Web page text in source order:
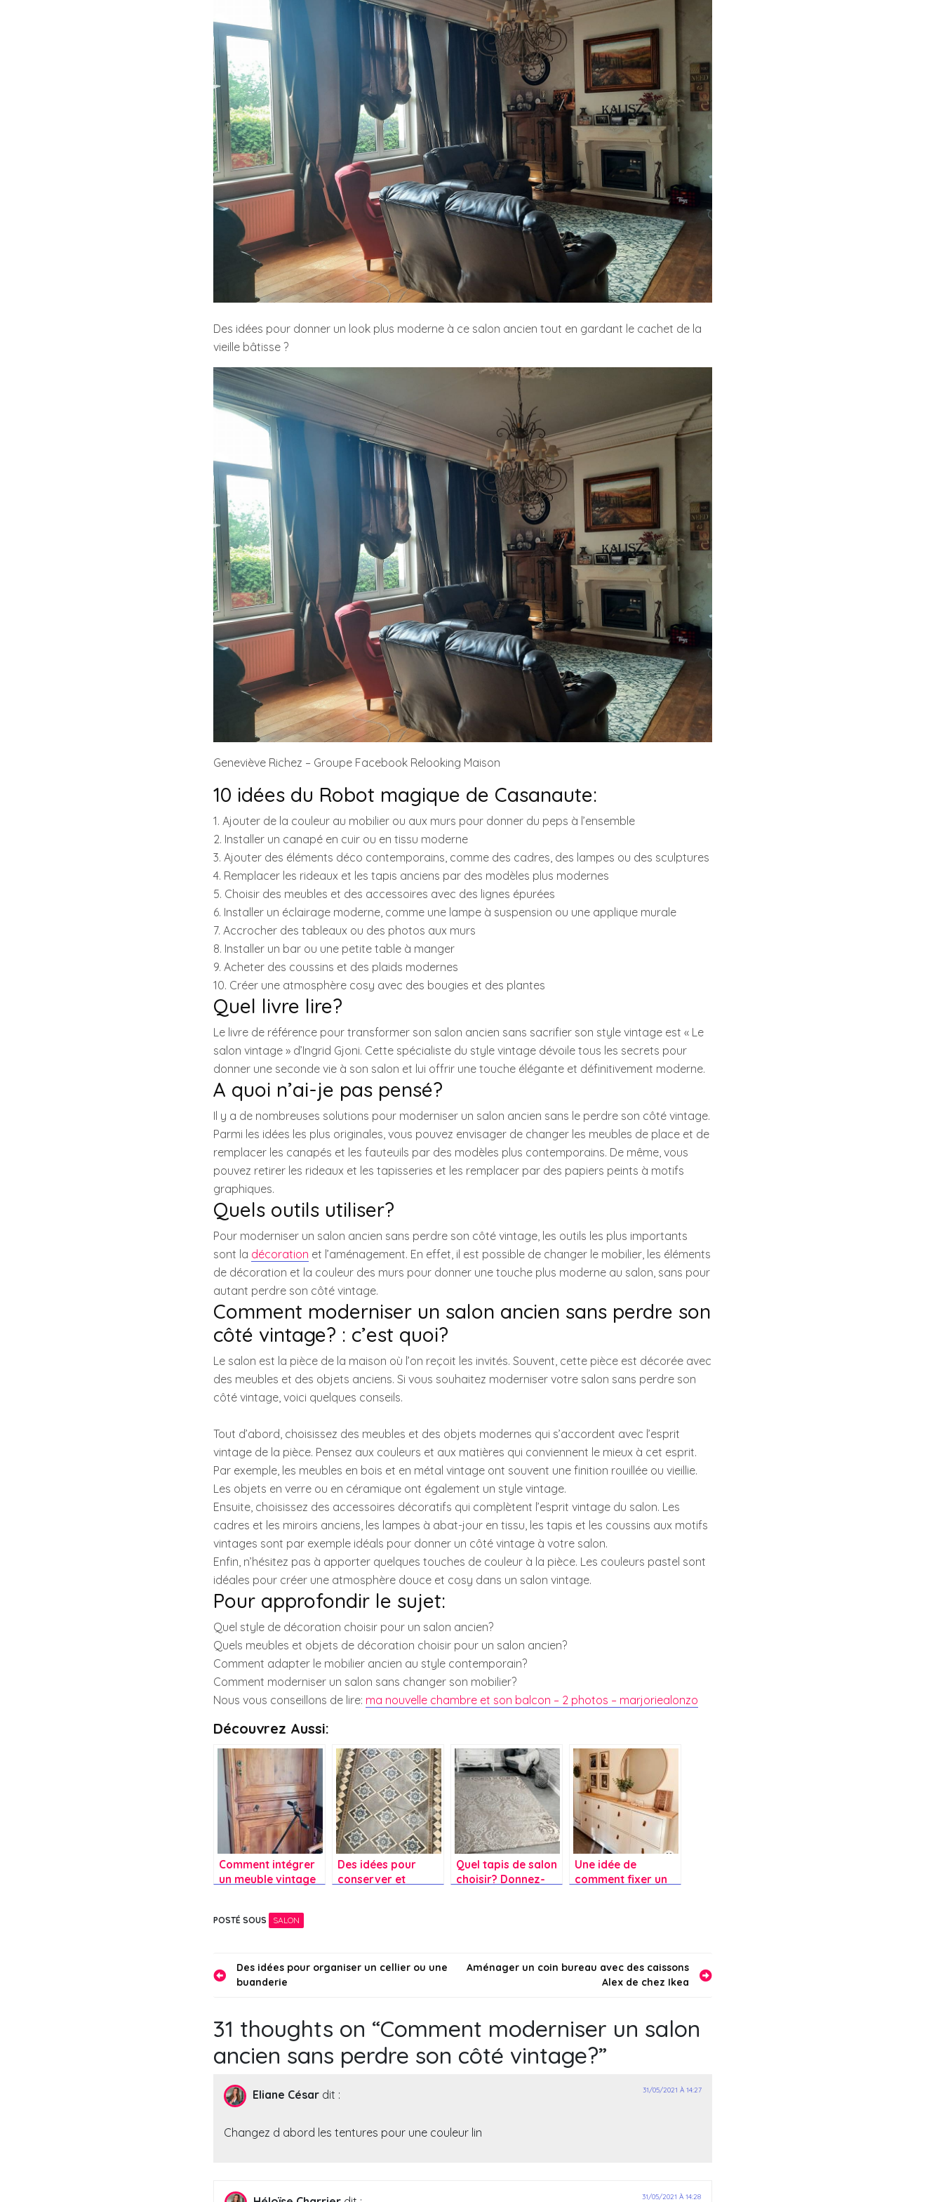
Des idées pour donner un look plus moderne à ce salon ancien tout en gardant le cachet de la
vieille bâtisse ?
Geneviève Richez – Groupe Facebook Relooking Maison
10 idées du Robot magique de Casanaute:
1. Ajouter de la couleur au mobilier ou aux murs pour donner du peps à l’ensemble
2. Installer un canapé en cuir ou en tissu moderne
3. Ajouter des éléments déco contemporains, comme des cadres, des lampes ou des sculptures
4. Remplacer les rideaux et les tapis anciens par des modèles plus modernes
5. Choisir des meubles et des accessoires avec des lignes épurées
6. Installer un éclairage moderne, comme une lampe à suspension ou une applique murale
7. Accrocher des tableaux ou des photos aux murs
8. Installer un bar ou une petite table à manger
9. Acheter des coussins et des plaids modernes
10. Créer une atmosphère cosy avec des bougies et des plantes
Quel livre lire?
Le livre de référence pour transformer son salon ancien sans sacrifier son style vintage est « Le
salon vintage » d’Ingrid Gjoni. Cette spécialiste du style vintage dévoile tous les secrets pour
donner une seconde vie à son salon et lui offrir une touche élégante et définitivement moderne.
A quoi n’ai-je pas pensé?
Il y a de nombreuses solutions pour moderniser un salon ancien sans le perdre son côté vintage.
Parmi les idées les plus originales, vous pouvez envisager de changer les meubles de place et de
remplacer les canapés et les fauteuils par des modèles plus contemporains. De même, vous
pouvez retirer les rideaux et les tapisseries et les remplacer par des papiers peints à motifs
graphiques.
Quels outils utiliser?
Pour moderniser un salon ancien sans perdre son côté vintage, les outils les plus importants
sont la décoration et l’aménagement. En effet, il est possible de changer le mobilier, les éléments
de décoration et la couleur des murs pour donner une touche plus moderne au salon, sans pour
autant perdre son côté vintage.
Comment moderniser un salon ancien sans perdre son
côté vintage? : c’est quoi?
Le salon est la pièce de la maison où l’on reçoit les invités. Souvent, cette pièce est décorée avec
des meubles et des objets anciens. Si vous souhaitez moderniser votre salon sans perdre son
côté vintage, voici quelques conseils.
Tout d’abord, choisissez des meubles et des objets modernes qui s’accordent avec l’esprit
vintage de la pièce. Pensez aux couleurs et aux matières qui conviennent le mieux à cet esprit.
Par exemple, les meubles en bois et en métal vintage ont souvent une finition rouillée ou vieillie.
Les objets en verre ou en céramique ont également un style vintage.
Ensuite, choisissez des accessoires décoratifs qui complètent l’esprit vintage du salon. Les
cadres et les miroirs anciens, les lampes à abat-jour en tissu, les tapis et les coussins aux motifs
vintages sont par exemple idéals pour donner un côté vintage à votre salon.
Enfin, n’hésitez pas à apporter quelques touches de couleur à la pièce. Les couleurs pastel sont
idéales pour créer une atmosphère douce et cosy dans un salon vintage.
Pour approfondir le sujet:
Quel style de décoration choisir pour un salon ancien?
Quels meubles et objets de décoration choisir pour un salon ancien?
Comment adapter le mobilier ancien au style contemporain?
Comment moderniser un salon sans changer son mobilier?
Nous vous conseillons de lire: ma nouvelle chambre et son balcon – 2 photos – marjoriealonzo
Découvrez Aussi:
Comment intégrer
un meuble vintage
Des idées pour
conserver et
Quel tapis de salon
choisir? Donnez-
Une idée de
comment fixer un
POSTÉ SOUS SALON
Navigation
l’article
Des idées pour organiser un cellier ou une
buanderie
Aménager un coin bureau avec des caissons
Alex de chez Ikea
31 thoughts on “Comment moderniser un salon
ancien sans perdre son côté vintage?”
Eliane César dit : 31/05/2021 À 14:27
Changez d abord les tentures pour une couleur lin
31/05/2021 À 14:28